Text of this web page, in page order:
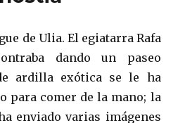
de Ulia. El egiatarra Rafa
dando un paseo
ardilla exótica se le ha
para comer de la mano; la
enviado varias imágenes